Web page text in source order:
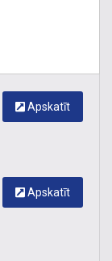
Apskatīt
Apskatīt